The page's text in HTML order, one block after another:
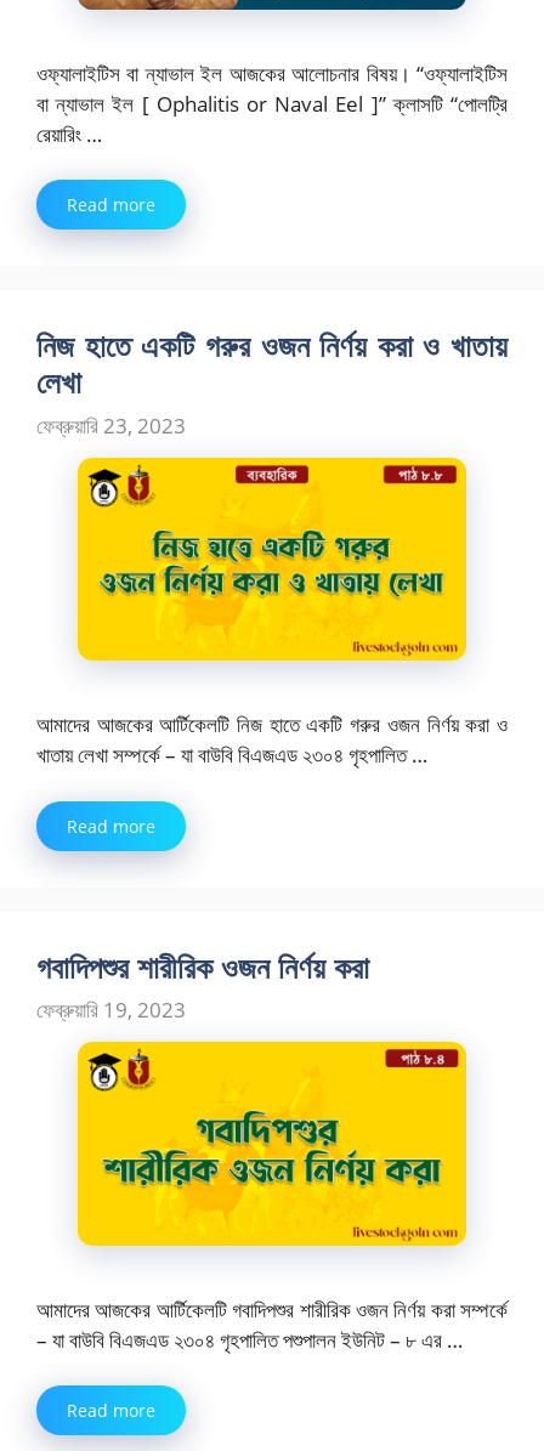
ওফ্যালাইটিস বা ন্যাভাল ইল আজকের আলোচনার বিষয়। “ওফ্যালাইটিস
বা ন্যাভাল ইল [ Ophalitis or Naval Eel ]” ক্লাসটি “পোলট্রি
রেয়ারিং …
Read more
নিজ হাতে একটি গরুর ওজন নির্ণয় করা ও খাতায়
লেখা
ফেব্রুয়ারি 23, 2023
আমাদের আজকের আর্টিকেলটি নিজ হাতে একটি গরুর ওজন নির্ণয় করা ও
খাতায় লেখা সম্পর্কে – যা বাউবি বিএজএড ২৩০৪ গৃহপালিত …
Read more
গবাদিপশুর শারীরিক ওজন নির্ণয় করা
ফেব্রুয়ারি 19, 2023
আমাদের আজকের আর্টিকেলটি গবাদিপশুর শারীরিক ওজন নির্ণয় করা সম্পর্কে
– যা বাউবি বিএজএড ২৩০৪ গৃহপালিত পশুপালন ইউনিট – ৮ এর …
Read more